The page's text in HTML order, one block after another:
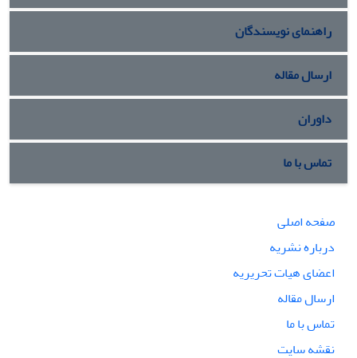
راهنمای نویسندگان
ارسال مقاله
داوران
تماس با ما
صفحه اصلی
درباره نشریه
اعضای هیات تحریریه
ارسال مقاله
تماس با ما
نقشه سایت